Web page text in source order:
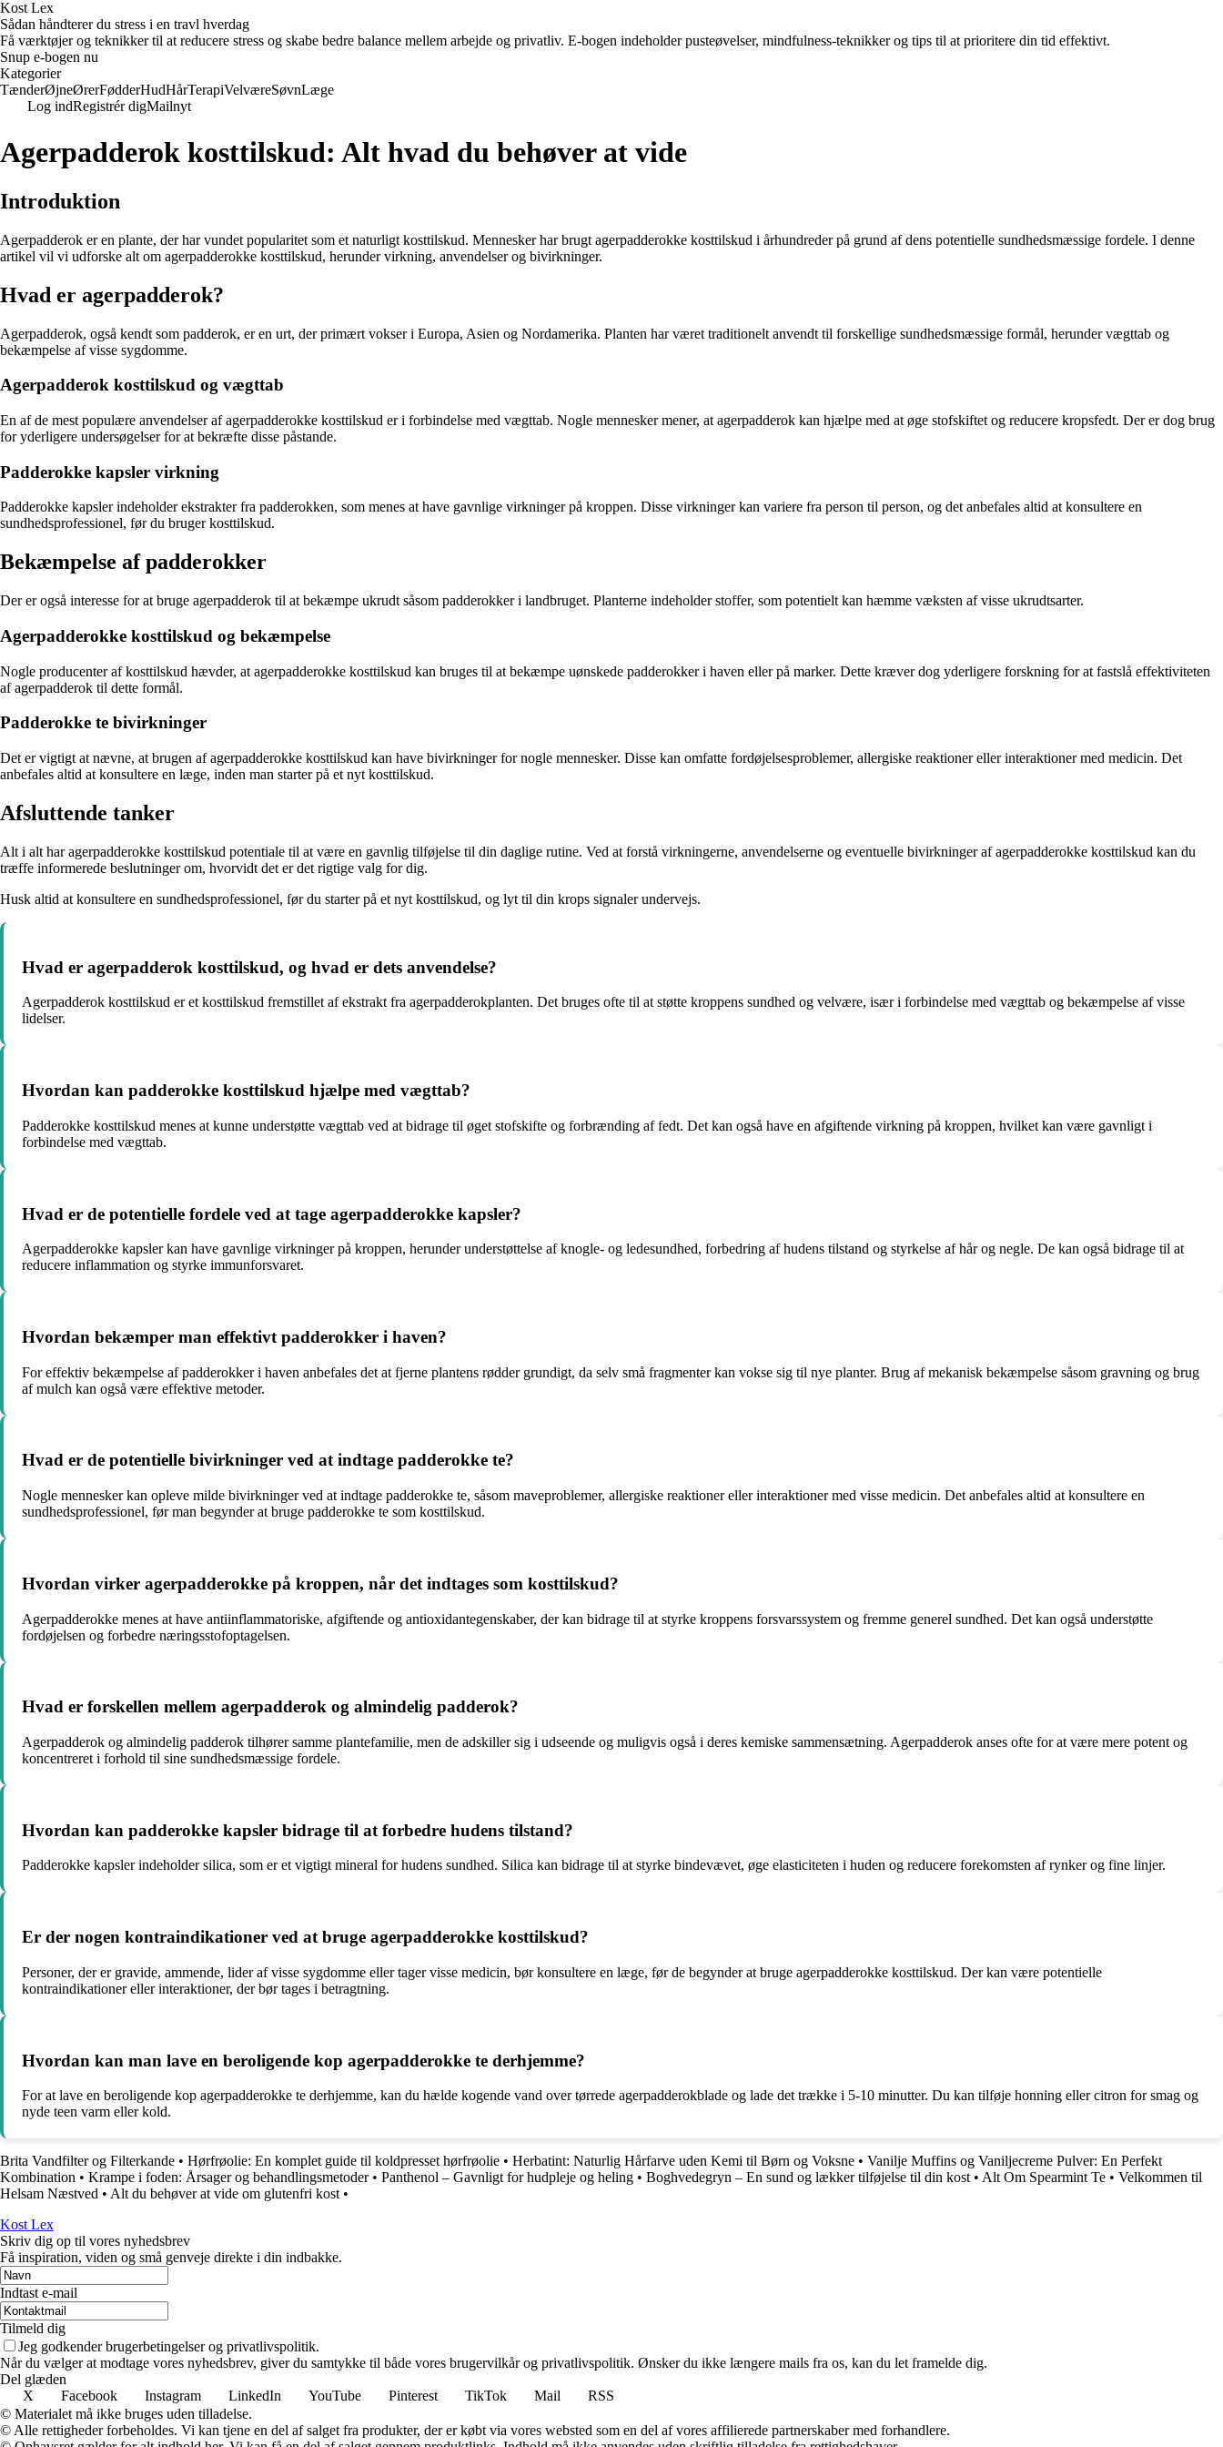
Kost Lex
Sådan håndterer du stress i en travl hverdag
Få værktøjer og teknikker til at reducere stress og skabe bedre balance mellem arbejde og privatliv. E-bogen indeholder pusteøvelser, mindfulness-teknikker og tips til at prioritere din tid effektivt.
Snup e-bogen nu
Kategorier
TænderØjneØrerFødderHudHårTerapiVelværeSøvnLæge
Log indRegistrér digMailnyt
Agerpadderok kosttilskud: Alt hvad du behøver at vide
Introduktion
Agerpadderok er en plante, der har vundet popularitet som et naturligt kosttilskud. Mennesker har brugt agerpadderokke kosttilskud i århundreder på grund af dens potentielle sundhedsmæssige fordele. I denne
artikel vil vi udforske alt om agerpadderokke kosttilskud, herunder virkning, anvendelser og bivirkninger.
Hvad er agerpadderok?
Agerpadderok, også kendt som padderok, er en urt, der primært vokser i Europa, Asien og Nordamerika. Planten har været traditionelt anvendt til forskellige sundhedsmæssige formål, herunder vægttab og
bekæmpelse af visse sygdomme.
Agerpadderok kosttilskud og vægttab
En af de mest populære anvendelser af agerpadderokke kosttilskud er i forbindelse med vægttab. Nogle mennesker mener, at agerpadderok kan hjælpe med at øge stofskiftet og reducere kropsfedt. Der er dog brug
for yderligere undersøgelser for at bekræfte disse påstande.
Padderokke kapsler virkning
Padderokke kapsler indeholder ekstrakter fra padderokken, som menes at have gavnlige virkninger på kroppen. Disse virkninger kan variere fra person til person, og det anbefales altid at konsultere en
sundhedsprofessionel, før du bruger kosttilskud.
Bekæmpelse af padderokker
Der er også interesse for at bruge agerpadderok til at bekæmpe ukrudt såsom padderokker i landbruget. Planterne indeholder stoffer, som potentielt kan hæmme væksten af visse ukrudtsarter.
Agerpadderokke kosttilskud og bekæmpelse
Nogle producenter af kosttilskud hævder, at agerpadderokke kosttilskud kan bruges til at bekæmpe uønskede padderokker i haven eller på marker. Dette kræver dog yderligere forskning for at fastslå effektiviteten
af agerpadderok til dette formål.
Padderokke te bivirkninger
Det er vigtigt at nævne, at brugen af agerpadderokke kosttilskud kan have bivirkninger for nogle mennesker. Disse kan omfatte fordøjelsesproblemer, allergiske reaktioner eller interaktioner med medicin. Det
anbefales altid at konsultere en læge, inden man starter på et nyt kosttilskud.
Afsluttende tanker
Alt i alt har agerpadderokke kosttilskud potentiale til at være en gavnlig tilføjelse til din daglige rutine. Ved at forstå virkningerne, anvendelserne og eventuelle bivirkninger af agerpadderokke kosttilskud kan du
træffe informerede beslutninger om, hvorvidt det er det rigtige valg for dig.
Husk altid at konsultere en sundhedsprofessionel, før du starter på et nyt kosttilskud, og lyt til din krops signaler undervejs.
Hvad er agerpadderok kosttilskud, og hvad er dets anvendelse?
Agerpadderok kosttilskud er et kosttilskud fremstillet af ekstrakt fra agerpadderokplanten. Det bruges ofte til at støtte kroppens sundhed og velvære, især i forbindelse med vægttab og bekæmpelse af visse
lidelser.
Hvordan kan padderokke kosttilskud hjælpe med vægttab?
Padderokke kosttilskud menes at kunne understøtte vægttab ved at bidrage til øget stofskifte og forbrænding af fedt. Det kan også have en afgiftende virkning på kroppen, hvilket kan være gavnligt i
forbindelse med vægttab.
Hvad er de potentielle fordele ved at tage agerpadderokke kapsler?
Agerpadderokke kapsler kan have gavnlige virkninger på kroppen, herunder understøttelse af knogle- og ledesundhed, forbedring af hudens tilstand og styrkelse af hår og negle. De kan også bidrage til at
reducere inflammation og styrke immunforsvaret.
Hvordan bekæmper man effektivt padderokker i haven?
For effektiv bekæmpelse af padderokker i haven anbefales det at fjerne plantens rødder grundigt, da selv små fragmenter kan vokse sig til nye planter. Brug af mekanisk bekæmpelse såsom gravning og brug
af mulch kan også være effektive metoder.
Hvad er de potentielle bivirkninger ved at indtage padderokke te?
Nogle mennesker kan opleve milde bivirkninger ved at indtage padderokke te, såsom maveproblemer, allergiske reaktioner eller interaktioner med visse medicin. Det anbefales altid at konsultere en
sundhedsprofessionel, før man begynder at bruge padderokke te som kosttilskud.
Hvordan virker agerpadderokke på kroppen, når det indtages som kosttilskud?
Agerpadderokke menes at have antiinflammatoriske, afgiftende og antioxidantegenskaber, der kan bidrage til at styrke kroppens forsvarssystem og fremme generel sundhed. Det kan også understøtte
fordøjelsen og forbedre næringsstofoptagelsen.
Hvad er forskellen mellem agerpadderok og almindelig padderok?
Agerpadderok og almindelig padderok tilhører samme plantefamilie, men de adskiller sig i udseende og muligvis også i deres kemiske sammensætning. Agerpadderok anses ofte for at være mere potent og
koncentreret i forhold til sine sundhedsmæssige fordele.
Hvordan kan padderokke kapsler bidrage til at forbedre hudens tilstand?
Padderokke kapsler indeholder silica, som er et vigtigt mineral for hudens sundhed. Silica kan bidrage til at styrke bindevævet, øge elasticiteten i huden og reducere forekomsten af rynker og fine linjer.
Er der nogen kontraindikationer ved at bruge agerpadderokke kosttilskud?
Personer, der er gravide, ammende, lider af visse sygdomme eller tager visse medicin, bør konsultere en læge, før de begynder at bruge agerpadderokke kosttilskud. Der kan være potentielle
kontraindikationer eller interaktioner, der bør tages i betragtning.
Hvordan kan man lave en beroligende kop agerpadderokke te derhjemme?
For at lave en beroligende kop agerpadderokke te derhjemme, kan du hælde kogende vand over tørrede agerpadderokblade og lade det trække i 5-10 minutter. Du kan tilføje honning eller citron for smag og
nyde teen varm eller kold.
Brita Vandfilter og Filterkande • Hørfrøolie: En komplet guide til koldpresset hørfrøolie • Herbatint: Naturlig Hårfarve uden Kemi til Børn og Voksne • Vanilje Muffins og Vaniljecreme Pulver: En Perfekt
Kombination • Krampe i foden: Årsager og behandlingsmetoder• Panthenol – Gavnligt for hudpleje og heling • Boghvedegryn – En sund og lækker tilføjelse til din kost • Alt Om Spearmint Te • Velkommen til
Helsam Næstved • Alt du behøver at vide om glutenfri kost •
Kost Lex
Skriv dig op til vores nyhedsbrev
Få inspiration, viden og små genveje direkte i din indbakke.
Indtast e-mail
Tilmeld dig
Jeg godkender brugerbetingelser og privatlivspolitik.
Når du vælger at modtage vores nyhedsbrev, giver du samtykke til både vores brugervilkår og privatlivspolitik. Ønsker du ikke længere mails fra os, kan du let framelde dig.
Del glæden
X
Facebook Instagram LinkedIn YouTube Pinterest TikTok Mail
RSS
© Materialet må ikke bruges uden tilladelse.
© Alle rettigheder forbeholdes. Vi kan tjene en del af salget fra produkter, der er købt via vores websted som en del af vores affilierede partnerskaber med forhandlere.